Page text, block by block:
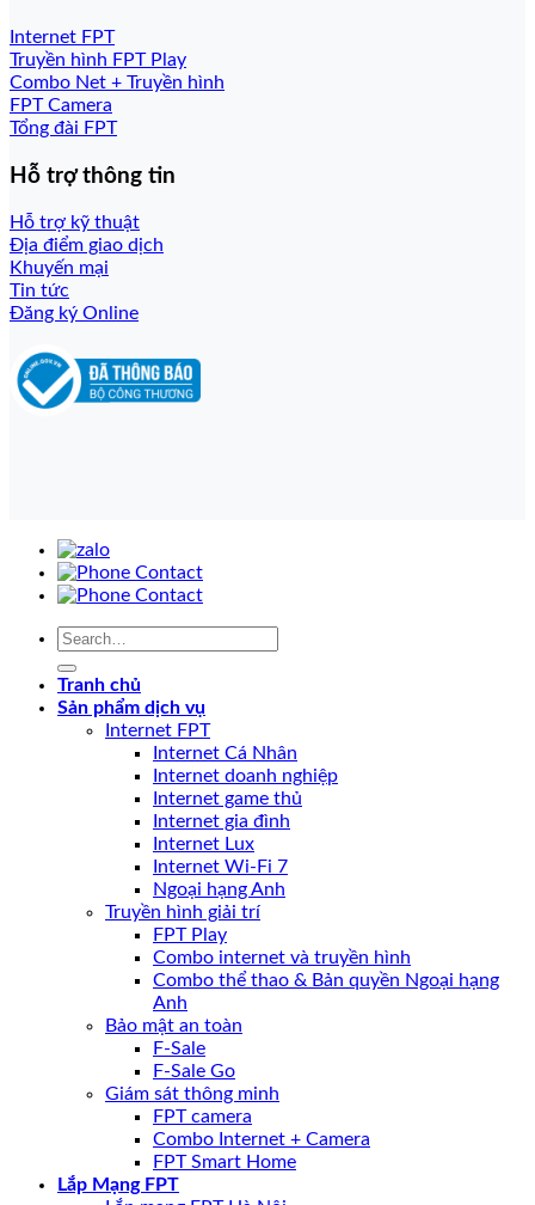
Internet FPT
Truyền hình FPT Play
Combo Net + Truyền hình
FPT Camera
Tổng đài FPT
Hỗ trợ thông tin
Hỗ trợ kỹ thuật
Địa điểm giao dịch
Khuyến mại
Tin tức
Đăng ký Online
Tranh chủ
Sản phẩm dịch vụ
Internet FPT
Internet Cá Nhân
Internet doanh nghiệp
Internet game thủ
Internet gia đình
Internet Lux
Internet Wi-Fi 7
Ngoại hạng Anh
Truyền hình giải trí
FPT Play
Combo internet và truyền hình
Combo thể thao & Bản quyền Ngoại hạng
Anh
Bảo mật an toàn
F-Sale
F-Sale Go
Giám sát thông minh
FPT camera
Combo Internet + Camera
FPT Smart Home
Lắp Mạng FPT